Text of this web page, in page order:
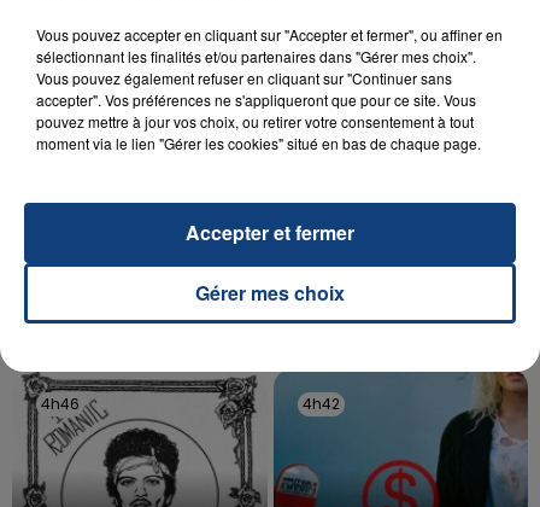
OPÉRER DE LA CHEVILLE RESSORT DE LA...
La famille a porté plainte contre la clinique qui a
reconnu sa responsabilité et présenté ses
TITRES DIFFUSÉS
4h46
4h46 4h42
4h42
Vous pouvez accepter en cliquant sur "Accepter et fermer", ou affiner en
sélectionnant les finalités et/ou partenaires dans "Gérer mes choix".
Vous pouvez également refuser en cliquant sur "Continuer sans
accepter". Vos préférences ne s'appliqueront que pour ce site. Vous
pouvez mettre à jour vos choix, ou retirer votre consentement à tout
moment via le lien "Gérer les cookies" situé en bas de chaque page.
Gérer mes choix
Accepter et fermer